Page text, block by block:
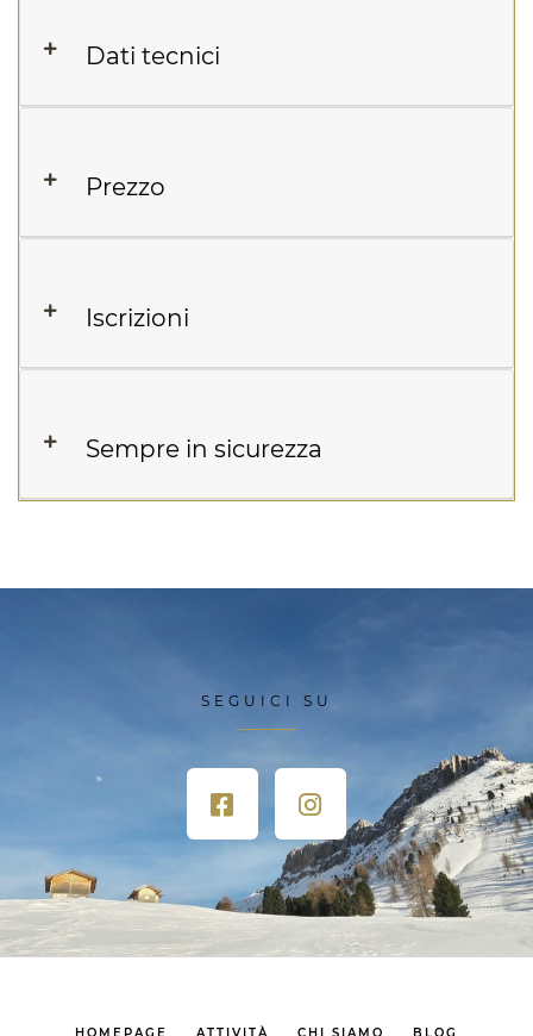
Dati tecnici
Prezzo
Iscrizioni
Sempre in sicurezza
SEGUICI SU
HOMEPAGE ATTIVITÀ CHI SIAMO BLOG